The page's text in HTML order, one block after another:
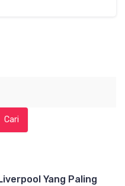
Cari
Yang Paling